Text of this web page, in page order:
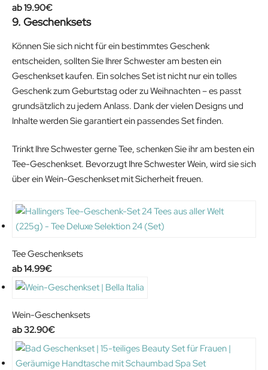
19.90€
9. Geschenksets
Können Sie sich nicht für ein bestimmtes Geschenk
entscheiden, sollten Sie Ihrer Schwester am besten ein
Geschenkset kaufen. Ein solches Set ist nicht nur ein tolles
Geschenk zum Geburtstag oder zu Weihnachten – es passt
grundsätzlich zu jedem Anlass. Dank der vielen Designs und
Inhalte werden Sie garantiert ein passendes Set finden.
Trinkt Ihre Schwester gerne Tee, schenken Sie ihr am besten ein
Tee-Geschenkset. Bevorzugt Ihre Schwester Wein, wird sie sich
über ein Wein-Geschenkset mit Sicherheit freuen.
Tee Geschenksets
14.99€
Wein-Geschenksets
32.90€